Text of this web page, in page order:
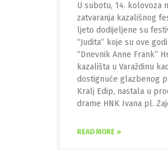
U subotu, 14. kolovoza
zatvaranja kazališnog
ljeto dodijeljene su
“Judita” koje su ove
“Dnevnik Anne Frank”
kazališta u Varaždinu
dostignuće glazbenog
Kralj Edip, nastala u
drame HNK Ivana pl.
READ MORE »